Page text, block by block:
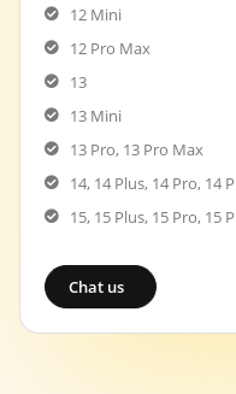
12 Mini
12 Pro Max
13
13 Mini
13 Pro, 13 Pro Max
14, 14 Plus, 14 Pro, 14
15, 15 Plus, 15 Pro, 15
Chat us